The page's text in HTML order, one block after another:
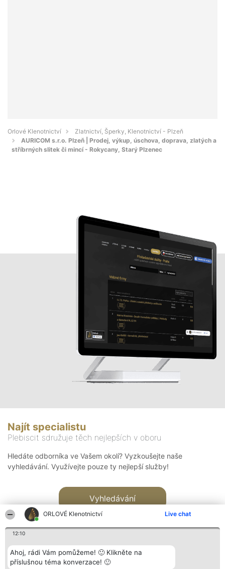
ORLOVÉ Klenotnictví Live chat
12:10
Ahoj, rádi Vám pomůžeme! 🙂 Klikněte na
příslušnou téma konverzace! 🙂
Orlové Klenotnictví
Zlatnictví, Šperky, Klenotnictví - Plzeň
AURICOM s.r.o. Plzeň | Prodej, výkup, úschova, doprava, zlatých a
stříbrných slitek či mincí - Rokycany, Starý Plzenec
Najít specialistu
Plebiscit sdružuje těch nejlepších v oboru
Hledáte odborníka ve Vašem okolí? Vyzkoušejte naše
vyhledávání. Využívejte pouze ty nejlepší služby!
Vyhledávání